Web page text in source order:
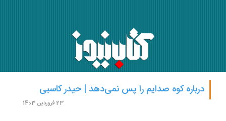
درباره کوه صدایم را پس نمی‌دهد | حیدر کاسبی